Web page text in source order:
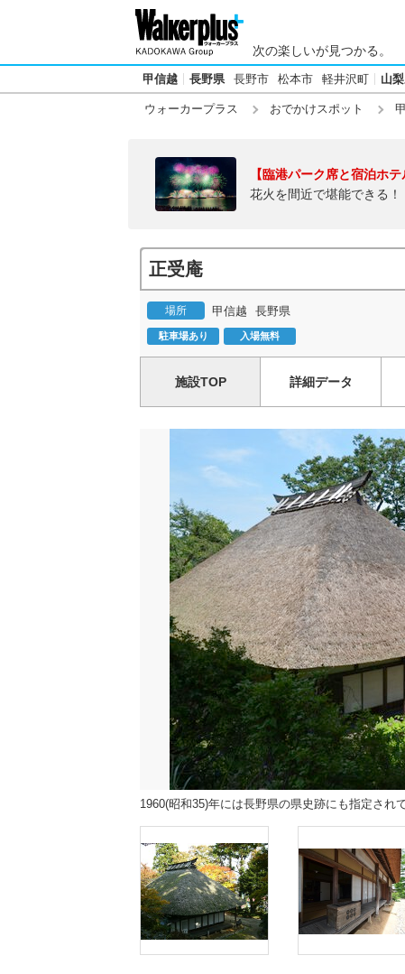
次の楽しいが見つかる。
甲信越 長野県 長野市 松本市 軽井沢町 山
ウォーカープラス おでかけスポット
【臨港パーク席と宿泊ホテ
花火を間近で堪能できる
正受庵
場所 甲信越 長野県
駐車場あり 入場無料
施設TOP 詳細データ
1960(昭和35)年には長野県の県史跡にも指定され